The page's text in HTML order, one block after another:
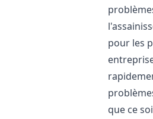
pour les
que ce